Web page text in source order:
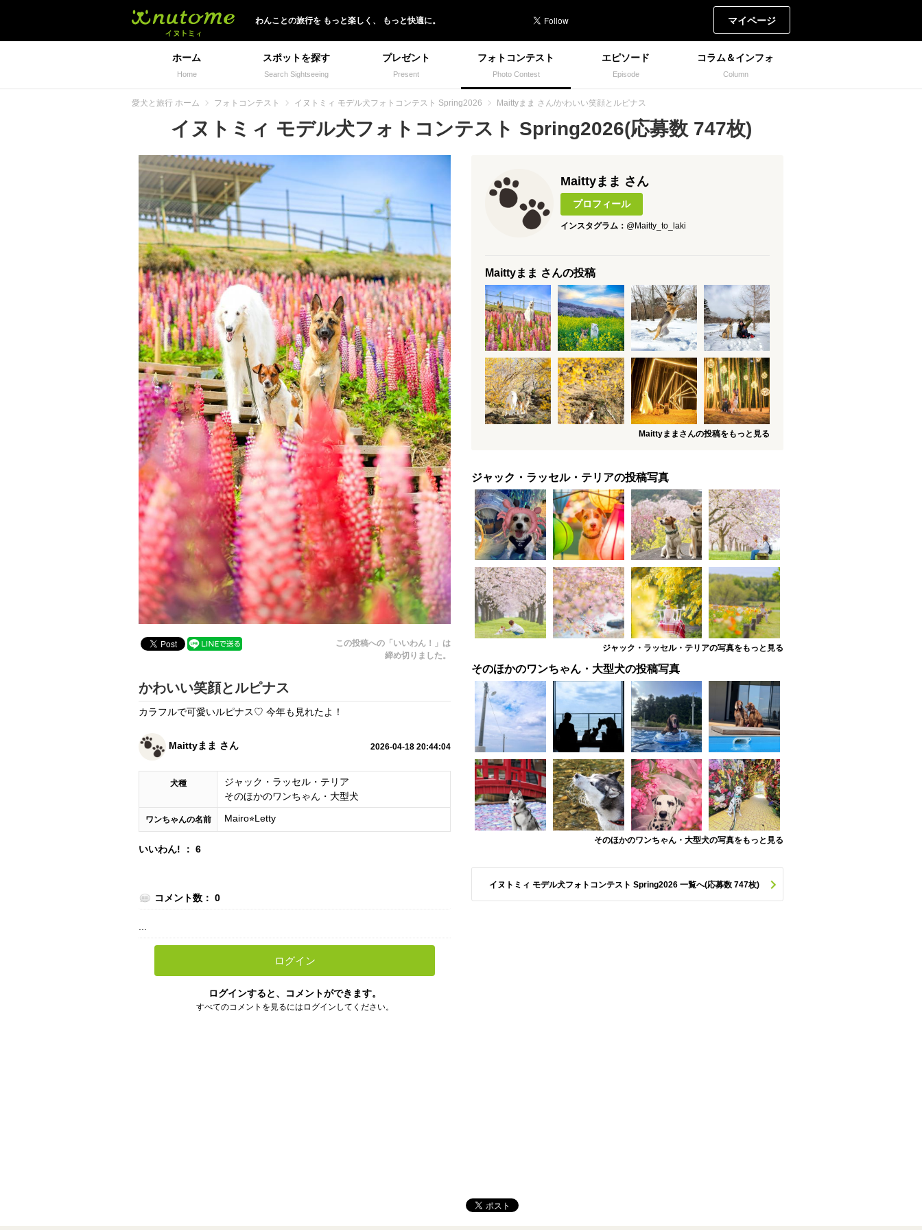
わんことの旅行を もっと楽しく、 もっと快適に。 マイページ
ホーム
Home
スポットを探す
Search Sightseeing
プレゼント
Present
フォトコンテスト
Photo Contest
エピソード
Episode
コラム＆インフォ
Column
愛犬と旅行 ホーム フォトコンテスト イヌトミィ モデル犬フォトコンテスト Spring2026 Maittyまま さん/かわいい笑顔とルピナス
イヌトミィ モデル犬フォトコンテスト Spring2026(応募数 747枚)
この投稿への「いいわん！」は
締め切りました。
かわいい笑顔とルピナス
カラフルで可愛いルピナス♡ 今年も見れたよ！
Maittyまま さん 2026-04-18 20:44:04
犬種
ジャック・ラッセル・テリア
そのほかのワンちゃん・大型犬
ワンちゃんの名前 Mairo⭐︎Letty
いいわん! ： 6
コメント数： 0
ログイン
ログインすると、コメントができます。
すべてのコメントを見るにはログインしてください。
Maittyまま さん
プロフィール
インスタグラム： @Maitty_to_laki
Maittyまま さんの投稿
Maittyままさんの投稿をもっと見る
ジャック・ラッセル・テリアの投稿写真
ジャック・ラッセル・テリアの写真をもっと見る
そのほかのワンちゃん・大型犬の投稿写真
そのほかのワンちゃん・大型犬の写真をもっと見る
イヌトミィ モデル犬フォトコンテスト Spring2026 一覧へ(応募数 747枚)